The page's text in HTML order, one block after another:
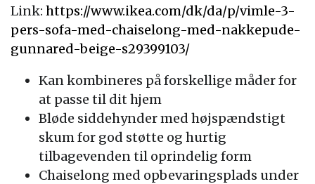
Link: https://www.ikea.com/dk/da/p/vimle-3-
pers-sofa-med-chaiselong-med-nakkepude-
gunnared-beige-s29399103/
Kan kombineres på forskellige måder for
at passe til dit hjem
Bløde siddehynder med højspændstigt
skum for god støtte og hurtig
tilbagevenden til oprindelig form
Chaiselong med opbevaringsplads under